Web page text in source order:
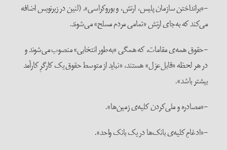
-«برانداختن سازمان پلیس، ارتش، و بوروکراسی». (لنین در زیرنویس اضافه
می‌کند که به‌جای ارتش «تمامی مردم مسلح» می‌شوند.
-حقوق همه‌ی مقامات، که همگی «به‌طور انتخابی» منصوب می‌شوند و
در هر لحظه «قابل‌عزل» هستند، «نباید از متوسط حقوق یک کارگرِ کارآمد
بیشتر باشد».
-«مصادره و ملی‌کردن کلیه‌ی زمین‌ها».
-«ادغامِ کلیه‌ی بانک‌ها در یک بانک واحد».